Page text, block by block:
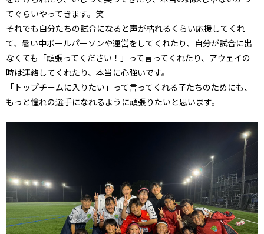
てぐらいやってきます。笑
それでも自分たちの試合になると声が枯れるくらい応援してくれ
て、暑い中ボールパーソンや運営をしてくれたり、自分が試合に出
なくても「頑張ってください！」って言ってくれたり、アウェイの
時は連絡してくれたり、本当に心強いです。
「トップチームに入りたい」って言ってくれる子たちのためにも、
もっと憧れの選手になれるように頑張りたいと思います。